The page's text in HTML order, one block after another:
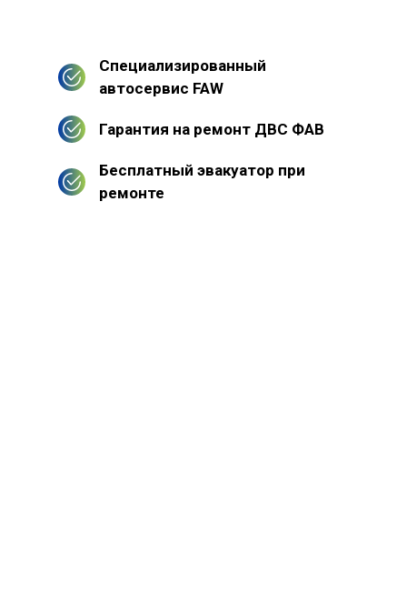
Специализированный
автосервис FAW
Гарантия на ремонт ДВС ФАВ
Бесплатный эвакуатор при
ремонте